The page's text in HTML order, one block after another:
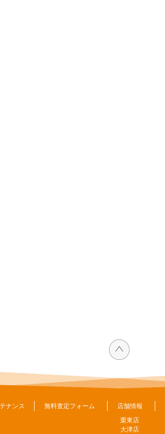
ナンス 無料査定フォーム
店舗情報
栗東店
大津店